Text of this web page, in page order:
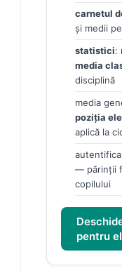
carnetul
și medii
statistici:
media
disciplină
media
poziția
aplică la
— părinții
copilului
pentru